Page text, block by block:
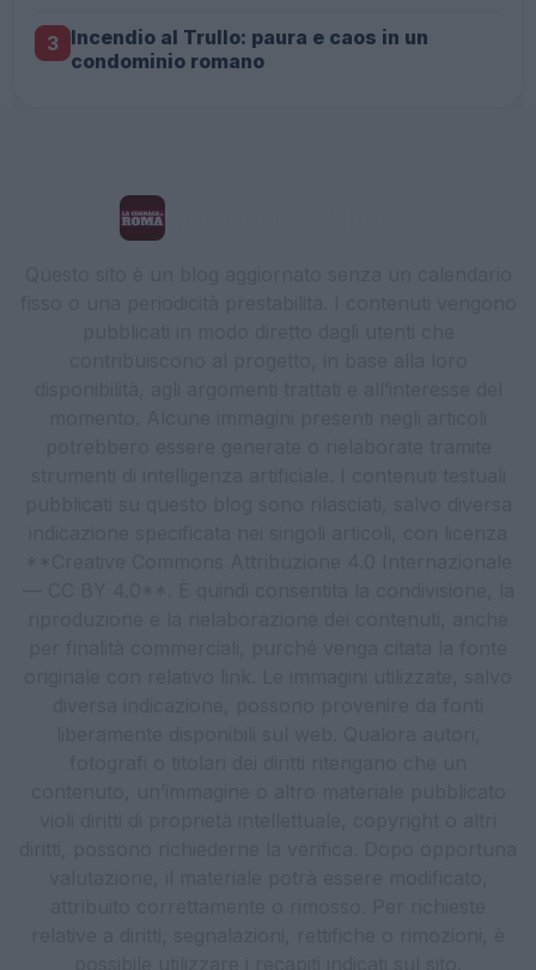
3 Incendio al Trullo: paura e caos in un
condominio romano